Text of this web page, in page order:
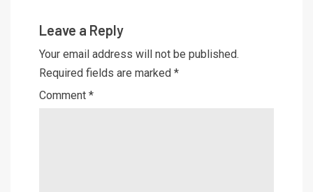
Leave a Reply
Your email address will not be published.
Required fields are marked *
Comment *